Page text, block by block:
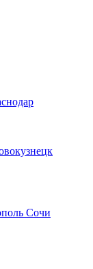
Сочи